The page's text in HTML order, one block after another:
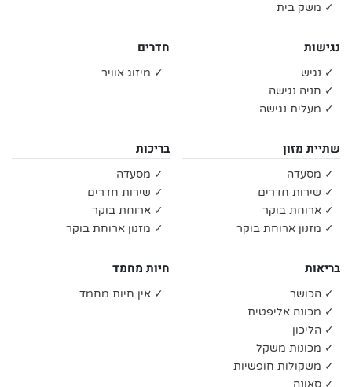
✓ משק בית
נגישות
✓ נגיש
✓ חניה נגישה
✓ מעלית נגישה
חדרים
✓ מיזוג אוויר
שתיית מזון
✓ מסעדה
✓ שירות חדרים
✓ ארוחת בוקר
✓ מזנון ארוחת בוקר
בריכות
✓ מסעדה
✓ שירות חדרים
✓ ארוחת בוקר
✓ מזנון ארוחת בוקר
בריאות
✓ הכושר
✓ מכונה אליפטית
✓ הליכון
✓ מכונות משקל
✓ משקולות חופשיות
✓ סאונה
חיות מחמד
✓ אין חיות מחמד